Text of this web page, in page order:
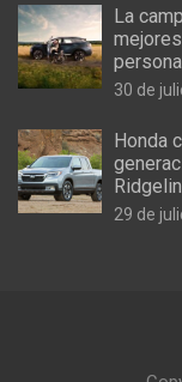
La
30 de
Honda
29 de